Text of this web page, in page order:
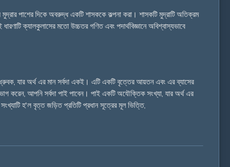
পাশের দিকে অবরুদ্ধ একটি শাসককে কল্পনা করা। শাসকটি মুদ্রাটি অতিক্রম
ক্যালকুলাসের মতো উচ্চতর গণিত এবং পদার্থবিজ্ঞানে অবিশ্বাস্যভাবে
যার অর্থ এর মান সর্বদা একই। এটি একটি বৃত্তের আয়তন এবং এর ব্যাসের
করেন, আপনি সর্বদা পাই পাবেন। পাই একটি অযৌক্তিক সংখ্যা, যার অর্থ এর
হ'ল বৃত্ত জড়িত প্রতিটি প্রধান সূত্রের মূল ভিত্তি,